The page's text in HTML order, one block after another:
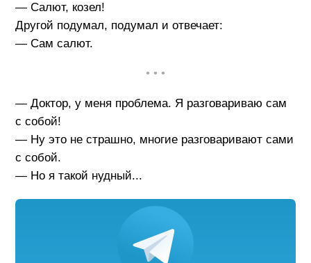
— Салют, козел!
Другой подумал, подумал и отвечает:
— Сам салют.
• • •
— Доктор, у меня проблема. Я разговариваю сам
с собой!
— Hу это не страшно, многие разговаривают сами
с собой.
— Но я такой нудный...